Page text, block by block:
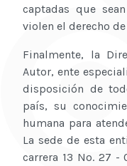
captadas que
violen el derecho
Finalmente, la
Autor, ente
disposición de
país, su
humana para
La sede de esta
carrera 13 No. 27 -